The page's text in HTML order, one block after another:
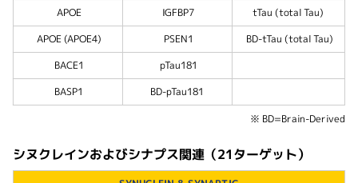
APOE IGFBP7 tTau (total Tau)
APOE (APOE4) PSEN1 BD-tTau (total Tau)
BACE1 pTau181
BASP1 BD-pTau181
※ BD=Brain-Derived
シヌクレインおよびシナプス関連（21ターゲット）